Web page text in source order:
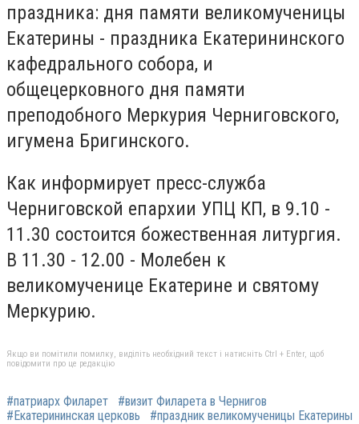
праздника: дня памяти великомученицы
Екатерины - праздника Екатерининского
кафедрального собора, и
общецерковного дня памяти
преподобного Меркурия Черниговского,
игумена Бригинского.
Как информирует пресс-служба
Черниговской епархии УПЦ КП, в 9.10 -
11.30 состоится божественная литургия.
В 11.30 - 12.00 - Молебен к
великомученице Екатерине и святому
Меркурию.
Якщо ви помітили помилку, виділіть необхідний текст і натисніть Ctrl + Enter, щоб
повідомити про це редакцію
#патриарх Филарет
#визит Филарета в Чернигов
#Екатерининская церковь
#праздник великомученицы Екатерины